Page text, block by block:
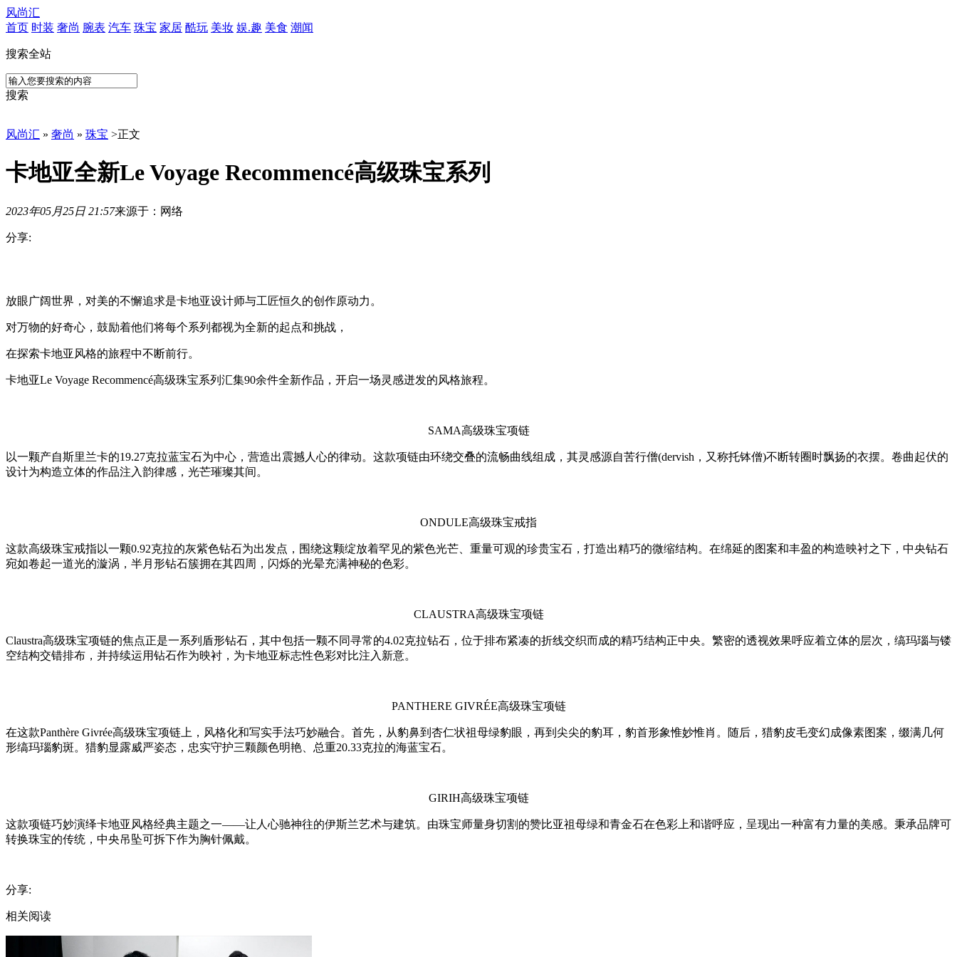
风尚汇
首页 时装 奢尚 腕表 汽车 珠宝 家居 酷玩 美妆 娱.趣 美食 潮闻
搜索全站
搜索
风尚汇 » 奢尚 » 珠宝 >正文
卡地亚全新Le Voyage Recommencé高级珠宝系列
2023年05月25日 21:57来源于：网络
分享:
广
阔
世
对
的
是
卡
师
与
的
创
对
万
物
心，
鼓
励
们
每
个
放眼广阔世界，对美的不懈追求是卡地亚设计师与工匠恒久的创作原动力。
对万物的好奇心，鼓励着他们将每个系列都视为全新的起点和挑战，
在探索卡地亚风格的旅程中不断前行。
卡地亚Le Voyage Recommencé高级珠宝系列汇集90余件全新作品，开启一场灵感迸发的风格旅程。
SAMA高级珠宝项链
以一颗产自斯里兰卡的19.27克拉蓝宝石为中心，营造出震撼人心的律动。这款项链由环绕交叠的流畅曲线组成，其灵感源自苦行僧(dervish，又称托钵僧)不断转圈时飘扬的衣摆。卷曲起伏的
设计为构造立体的作品注入韵律感，光芒璀璨其间。
ONDULE高级珠宝戒指
这款高级珠宝戒指以一颗0.92克拉的灰紫色钻石为出发点，围绕这颗绽放着罕见的紫色光芒、重量可观的珍贵宝石，打造出精巧的微缩结构。在绵延的图案和丰盈的构造映衬之下，中央钻石
宛如卷起一道光的漩涡，半月形钻石簇拥在其四周，闪烁的光晕充满神秘的色彩。
CLAUSTRA高级珠宝项链
Claustra高级珠宝项链的焦点正是一系列盾形钻石，其中包括一颗不同寻常的4.02克拉钻石，位于排布紧凑的折线交织而成的精巧结构正中央。繁密的透视效果呼应着立体的层次，缟玛瑙与镂
空结构交错排布，并持续运用钻石作为映衬，为卡地亚标志性色彩对比注入新意。
PANTHERE GIVRÉE高级珠宝项链
在这款Panthère Givrée高级珠宝项链上，风格化和写实手法巧妙融合。首先，从豹鼻到杏仁状祖母绿豹眼，再到尖尖的豹耳，豹首形象惟妙惟肖。随后，猎豹皮毛变幻成像素图案，缀满几何
形缟玛瑙豹斑。猎豹显露威严姿态，忠实守护三颗颜色明艳、总重20.33克拉的海蓝宝石。
GIRIH高级珠宝项链
这款项链巧妙演绎卡地亚风格经典主题之一——让人心驰神往的伊斯兰艺术与建筑。由珠宝师量身切割的赞比亚祖母绿和青金石在色彩上和谐呼应，呈现出一种富有力量的美感。秉承品牌可
转换珠宝的传统，中央吊坠可拆下作为胸针佩戴。
分享:
相关阅读